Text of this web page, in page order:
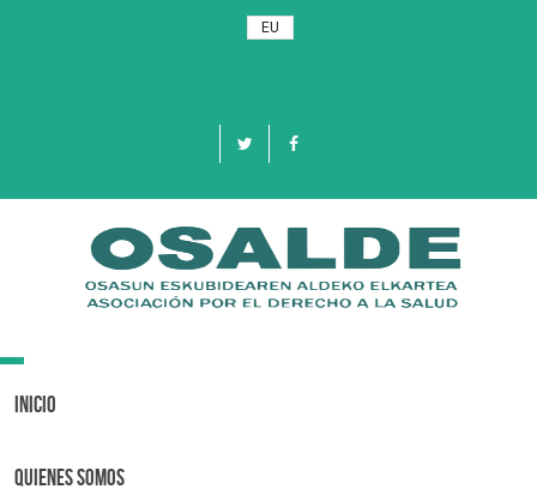
EU
Toggle
Inicio
Quienes Somos